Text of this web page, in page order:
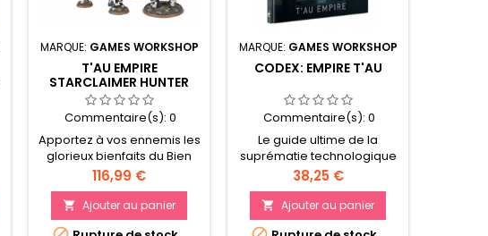
MARQUE: GAMES WORKSHOP
T'AU EMPIRE
STARCLAIMER HUNTER
CADRE
Commentaire(s): 0
Apportez à vos ennemis les
glorieux bienfaits du Bien
Suprême grâce au cadre
de chasse Starclaimer –
une boîte de force de
combat regorgeant de
Prix
116,99 €
 Ajouter au panier
MARQUE: GAMES WORKSHOP
CODEX: EMPIRE T'AU
Commentaire(s): 0
Le guide ultime de la
suprématie technologique
de l'Empire T'au 136 pages
d'historiques et de règles
de jeu Inclut des Traits de
Seigneur de Guerre, des
Prix
38,25 €
 Ajouter au panier